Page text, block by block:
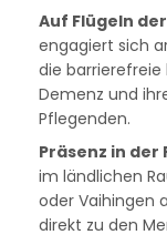
Auf Flügeln
engagiert sich
die
Demenz und
Pflegenden.
Präsenz in der
im ländlichen
oder Vaihingen
direkt zu den